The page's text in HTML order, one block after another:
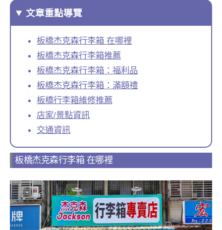
文章重點導覽
板橋杰克森行李箱 在哪裡
板橋杰克森行李箱推薦
板橋杰克森行李箱：福利品
板橋杰克森行李箱：滿額禮
板橋行李箱維修推薦
店家/景點資訊
交通資訊
板橋杰克森行李箱 在哪裡